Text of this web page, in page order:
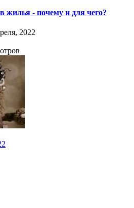
жилья - почему и для чего?
2022